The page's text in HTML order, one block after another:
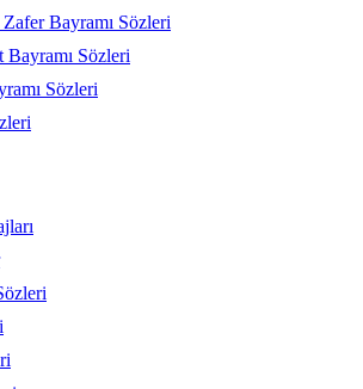
Bayramı Sözleri
Sözleri
Sözleri